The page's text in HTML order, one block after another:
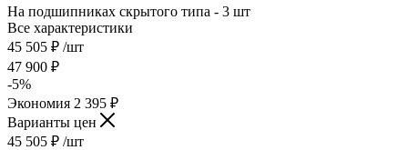
На подшипниках скрытого типа - 3 шт
Все характеристики
45 505 ₽ /шт
47 900 ₽
-5%
Экономия 2 395 ₽
Варианты цен
45 505 ₽ /шт